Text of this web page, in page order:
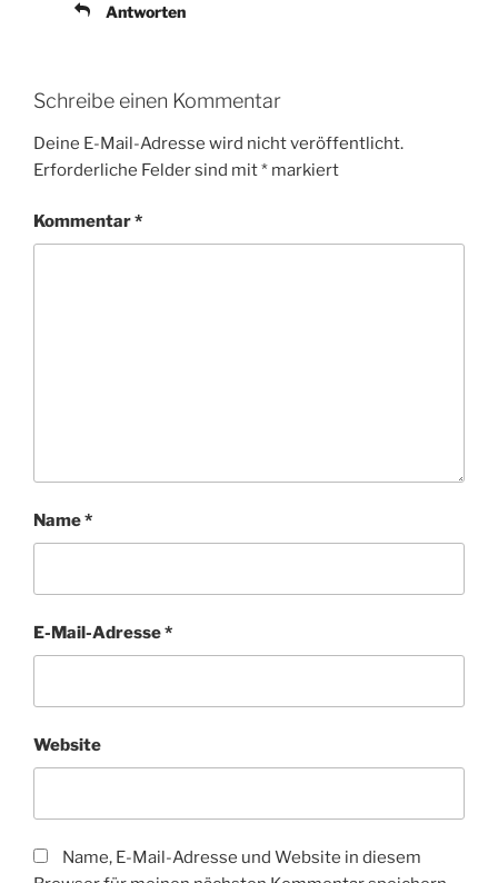
Antworten
Schreibe einen Kommentar
Deine E-Mail-Adresse wird nicht veröffentlicht.
Erforderliche Felder sind mit* markiert
Kommentar*
Name*
E-Mail-Adresse*
Website
Name, E-Mail-Adresse und Website in diesem